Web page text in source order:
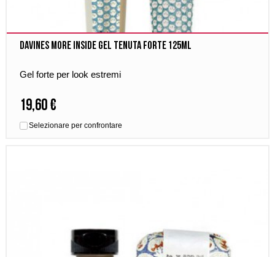
Davines More Inside Gel Tenuta Forte 125ml
Gel forte per look estremi
19,60 €
Selezionare per confrontare